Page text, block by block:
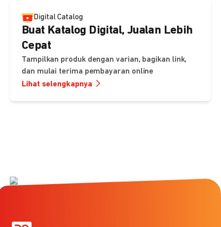
Digital Catalog
Buat Katalog Digital, Jualan Lebih
Cepat
Tampilkan produk dengan varian, bagikan link,
dan mulai terima pembayaran online
Lihat selengkapnya